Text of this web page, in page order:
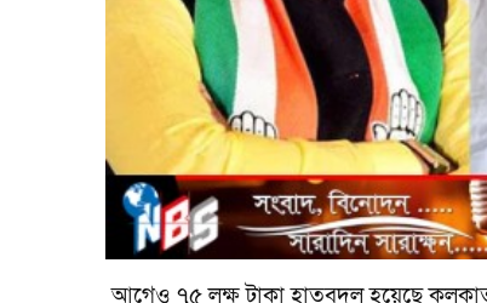
আগেও ৭৫ লক্ষ টাকা হাতবদল হয়েছে